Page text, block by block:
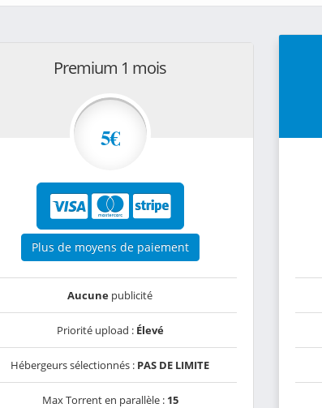
Premium 1 mois
5€
Plus de moyens de paiement
Aucune publicité
Priorité upload : Élevé
Hébergeurs sélectionnés : PAS DE LIMITE
Max Torrent en parallèle : 15